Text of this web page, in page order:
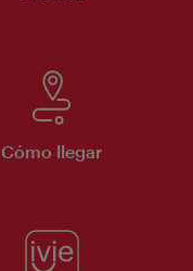
Cómo llegar